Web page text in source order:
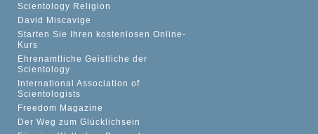
Scientology Religion
David Miscavige
Starten Sie Ihren kostenlosen Online-
Kurs
Ehrenamtliche Geistliche der
Scientology
International Association of
Scientologists
Freedom Magazine
Der Weg zum Glücklichsein